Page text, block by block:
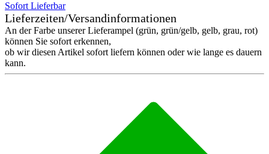
Sofort Lieferbar
Lieferzeiten/Versandinformationen
An der Farbe unserer Lieferampel (grün, grün/gelb, gelb, grau, rot)
können Sie sofort erkennen,
ob wir diesen Artikel sofort liefern können oder wie lange es dauern
kann.